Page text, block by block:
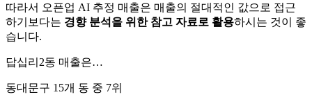
따라서 오픈업 AI 추정 매출은 매출의 절대적인 값으로 접근
하기보다는 경향 분석을 위한 참고 자료로 활용하시는 것이 좋
습니다.
답십리2동 매출은…
동대문구 15개 동 중 7위